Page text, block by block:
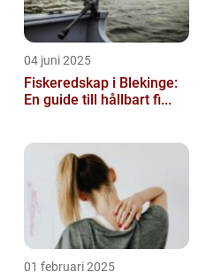
04 juni 2025
Fiskeredskap i Blekinge:
En guide till hållbart fi...
01 februari 2025